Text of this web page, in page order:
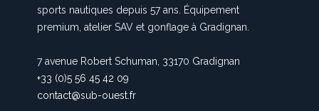
sports nautiques depuis 57 ans. Équipement
premium, atelier SAV et gonflage à Gradignan.
7 avenue Robert Schuman, 33170 Gradignan
+33 (0)5 56 45 42 09
contact@sub-ouest.fr